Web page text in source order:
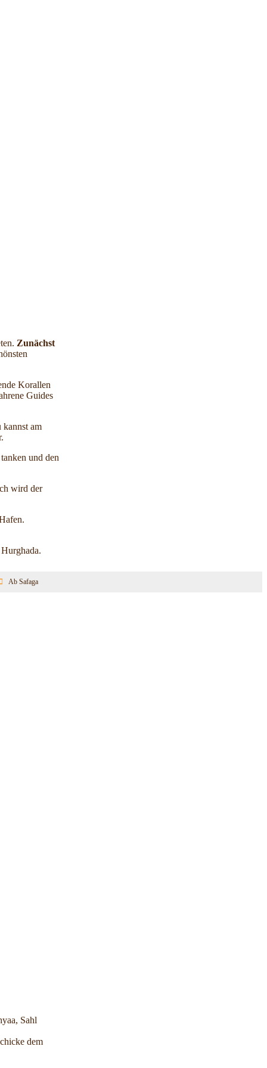
Zunächst
Korallen
Guides
kannst am
und den
wird der
Ab Safaga
Sahl
dem